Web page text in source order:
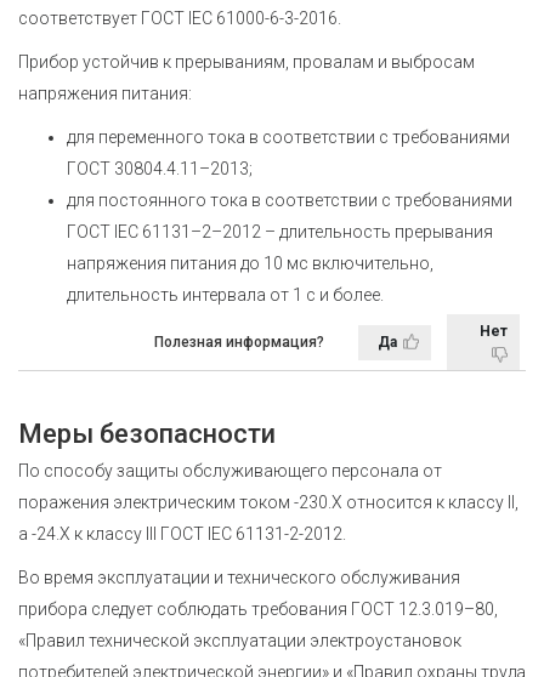
соответствует ГОСТ IEC 61000-6-3-2016.
Прибор устойчив к прерываниям, провалам и выбросам
напряжения питания:
для переменного тока в соответствии с требованиями
ГОСТ 30804.4.11–2013;
для постоянного тока в соответствии с требованиями
ГОСТ IEC 61131–2–2012 – длительность прерывания
напряжения питания до 10 мс включительно,
длительность интервала от 1 с и более.
Полезная информация? Да
Нет
Меры безопасности
По способу защиты обслуживающего персонала от
поражения электрическим током -230.Х относится к классу II,
а -24.Х к классу III ГОСТ IEC 61131-2-2012.
Во время эксплуатации и технического обслуживания
прибора следует соблюдать требования ГОСТ 12.3.019–80,
«Правил технической эксплуатации электроустановок
потребителей электрической энергии» и «Правил охраны труда